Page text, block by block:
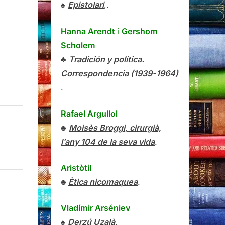
♠ Epistolari,.
Hanna Arendt i Gershom
Scholem
♣ Tradición y política.
Correspondencia (1939-1964)
.
Rafael Argullol
♣ Moisès Broggi, cirurgià,
l’any 104 de la seva vida.
Aristòtil
♣ Ètica nicomaquea.
Vladímir Arséniev
♠ Derzú Uzalà.